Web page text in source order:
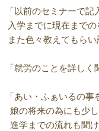
「以前のセミナーで記
入学までに現在までの
また色々教えてもらい
「就労のことを詳しく
「あい・ふぁいるの事
娘の将来の為にも少
進学までの流れも聞